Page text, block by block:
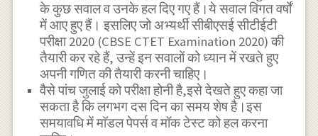
के कुछ सवाल व उनके हल दिए गए हैं।ये सवाल विगत वर्षों
में आए हुए हैं। इसलिए जो अभ्यर्थी सीबीएसई सीटीईटी
परीक्षा 2020 (CBSE CTET Examination 2020) की
तैयारी कर रहे हैं, उन्हें इन सवालों को ध्यान में रखते हुए
अपनी गणित की तैयारी करनी चाहिए।
वैसे पांच जुलाई को परीक्षा होनी है,इसे देखते हुए कहा जा
सकता है कि लगभग दस दिन का समय शेष है।इस
समयावधि में माॅडल पेपर्स व मॉक टेस्ट को हल करना